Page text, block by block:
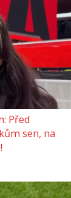
Před
sen, na